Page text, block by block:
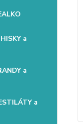
a
a
a